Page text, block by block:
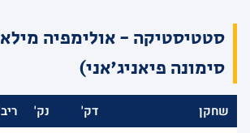
סטטיסטיקה - אולימפיה
סימונה פיאניג'אני)
שחקן דק' נק'